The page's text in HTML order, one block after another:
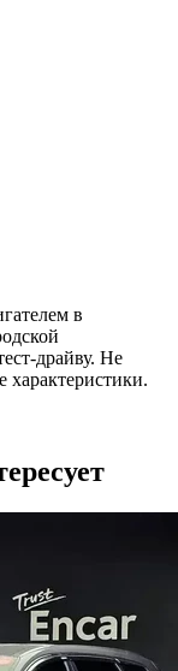
в
драйву. Не
характеристики.